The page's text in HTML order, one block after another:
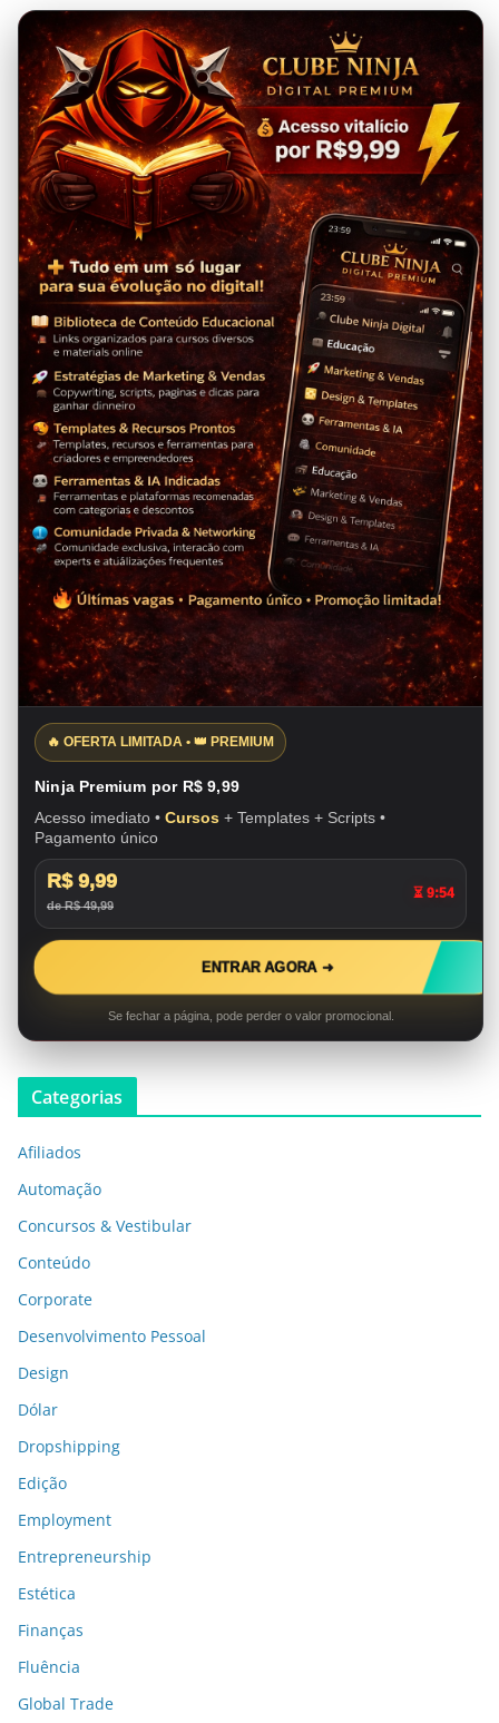
🔥 OFERTA LIMITADA • 👑 PREMIUM
Ninja Premium por R$ 9,99
Acesso imediato • Cursos + Templates + Scripts •
Pagamento único
R$ 9,99
de R$ 49,99
⏳ 9:53
ENTRAR AGORA ➜
Se fechar a página, pode perder o valor promocional.
Categorias
Afiliados
Automação
Concursos & Vestibular
Conteúdo
Corporate
Desenvolvimento Pessoal
Design
Dólar
Dropshipping
Edição
Employment
Entrepreneurship
Estética
Finanças
Fluência
Global Trade